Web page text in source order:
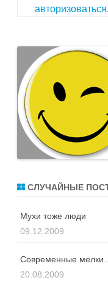
авторизоваться.
СЛУЧАЙНЫЕ
Мухи тоже люди
09.12.2009
Современные мелки…
20.08.2009